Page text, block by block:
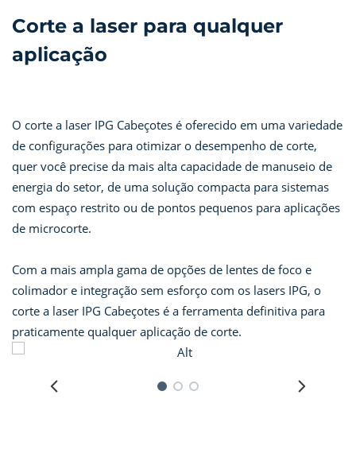
Corte a laser para qualquer
aplicação
O corte a laser IPG Cabeçotes é oferecido em uma variedade
de configurações para otimizar o desempenho de corte,
quer você precise da mais alta capacidade de manuseio de
energia do setor, de uma solução compacta para sistemas
com espaço restrito ou de pontos pequenos para aplicações
de microcorte.
Com a mais ampla gama de opções de lentes de foco e
colimador e integração sem esforço com os lasers IPG, o
corte a laser IPG Cabeçotes é a ferramenta definitiva para
praticamente qualquer aplicação de corte.